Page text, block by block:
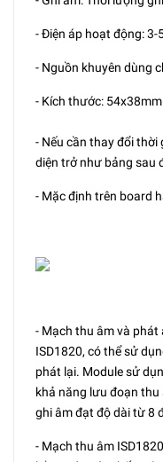
- Điện áp hoạt động: 3-
- Nguồn khuyên dùng
- Kích thước:
- Nếu cần thay đổi thời
diện trở như bảng sau
- Mặc định trên board
- Mạch thu âm và phát
ISD1820, có thể sử
phát lại. Module sử
khả năng lưu đoạn
ghi âm đạt độ dài từ 8
- Mạch thu âm